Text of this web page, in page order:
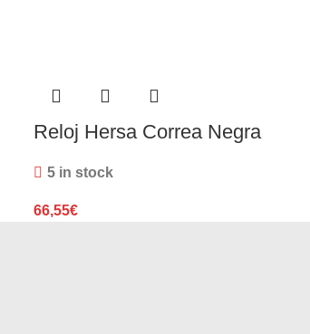
Reloj Hersa Correa Negra
5 in stock
66,55€